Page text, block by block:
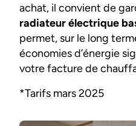
achat, il convient de
radiateur électrique
permet, sur le long
économies d’énergie
votre facture de
*Tarifs mars 2025